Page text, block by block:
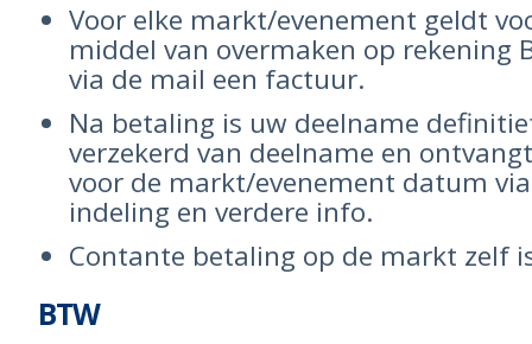
Voor elke markt/evenement geldt
middel van overmaken op rekening
via de mail een factuur.
Na betaling is uw deelname
verzekerd van deelname en
voor de markt/evenement datum
indeling en verdere info.
Contante betaling op de markt zelf
BTW